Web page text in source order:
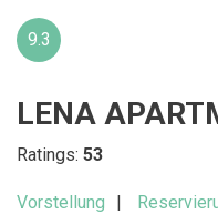
9.3
LENA
Ratings: 53
Vorstellung